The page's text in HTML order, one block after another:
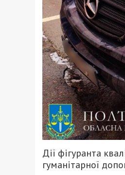
Дії фігуранта
гуманітарної